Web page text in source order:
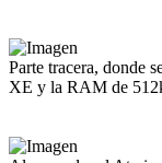
Parte tracera, donde
XE y la RAM de